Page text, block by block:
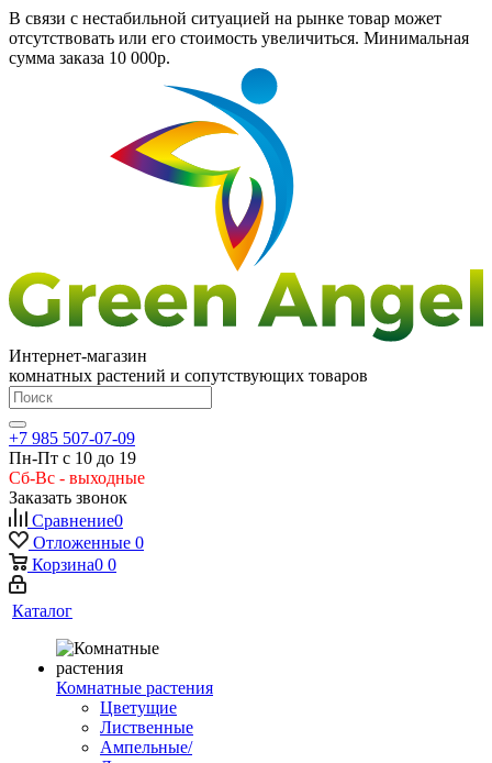
В связи с нестабильной ситуацией на рынке товар может
отсутствовать или его стоимость увеличиться. Минимальная
сумма заказа 10 000р.
Интернет-магазин
комнатных растений и сопутствующих товаров
+7 985 507-07-09
Пн-Пт с 10 до 19
Сб-Вс - выходные
Заказать звонок
Сравнение0
Отложенные 0
Корзина0 0
Каталог
Комнатные растения
Цветущие
Лиственные
Ампельные/